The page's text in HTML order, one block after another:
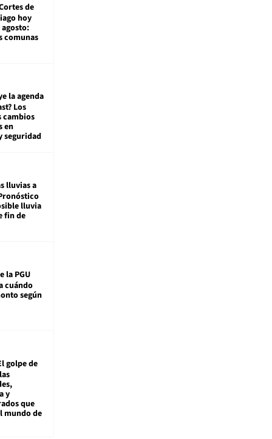
de
hoy
agosto:
comunas
la agenda
Los
cambios
en
seguridad
lluvias a
lluvia
fin de
la PGU
cuándo
según
golpe de
y
que
mundo de